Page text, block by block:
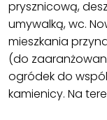
prysznicową,
umywalką, wc.
mieszkania
(do
ogródek do
kamienicy. Na